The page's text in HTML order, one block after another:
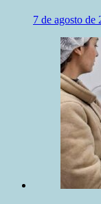
7 de agosto de